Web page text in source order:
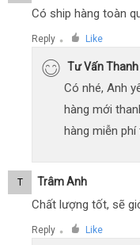
Có ship hàng toàn
Reply ● Like
Tư Vấn
Có nhé, Anh
hàng mới
hàng miễn
T Trâm Anh
Chất lượng tốt, sẽ
Reply ● Like